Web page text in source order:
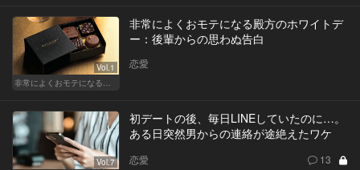
Vol.1
非常によくおモテになる殿方のホワイトデ
ー：後輩からの思わぬ告白
恋愛
Vol.7
初デートの後、毎日LINEしていたのに…。
ある日突然男からの連絡が途絶えたワケ
恋愛 13